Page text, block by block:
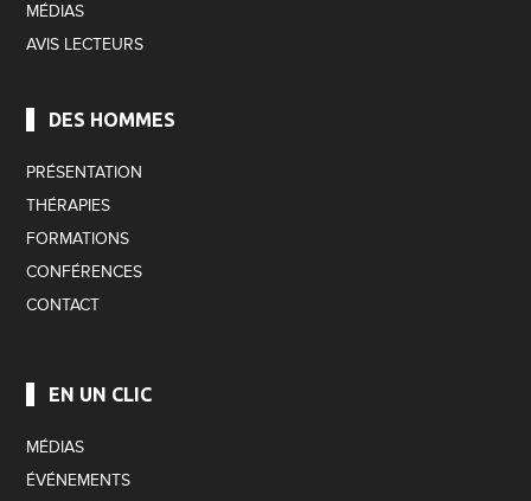
MÉDIAS
AVIS LECTEURS
DES HOMMES
PRÉSENTATION
THÉRAPIES
FORMATIONS
CONFÉRENCES
CONTACT
EN UN CLIC
MÉDIAS
ÉVÉNEMENTS